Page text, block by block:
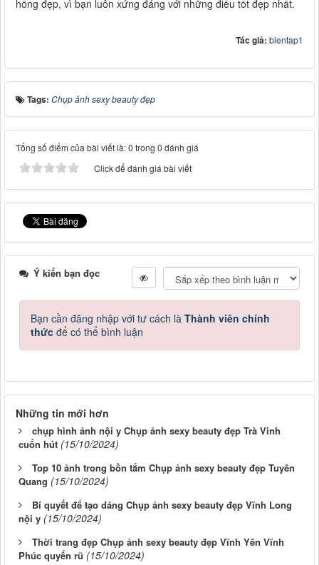
hồng đẹp, vì bạn luôn xứng đáng với những điều tốt đẹp nhất.
Tác giả: bientap1
Tags: Chụp ảnh sexy beauty đẹp
Tổng số điểm của bài viết là: 0 trong 0 đánh giá
Click để đánh giá bài viết
Ý kiến bạn đọc
Bạn cần đăng nhập với tư cách là Thành viên chính
thức để có thể bình luận
Những tin mới hơn
chụp hình ảnh nội y Chụp ảnh sexy beauty đẹp Trà Vinh
cuốn hút (15/10/2024)
Top 10 ảnh trong bồn tắm Chụp ảnh sexy beauty đẹp Tuyên
Quang (15/10/2024)
Bí quyết để tạo dáng Chụp ảnh sexy beauty đẹp Vĩnh Long
nội y (15/10/2024)
Thời trang đẹp Chụp ảnh sexy beauty đẹp Vĩnh Yên Vĩnh
Phúc quyến rũ (15/10/2024)